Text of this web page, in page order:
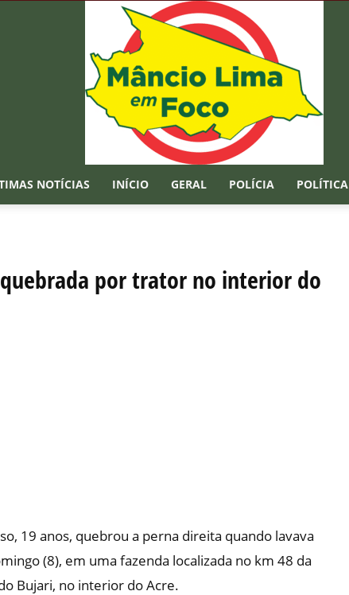
NOTÍCIAS INÍCIO GERAL POLÍCIA POLÍTICA
por trator no interior do
19 anos, quebrou a perna direita quando lavava
(8), em uma fazenda localizada no km 48 da
Bujari, no interior do Acre.